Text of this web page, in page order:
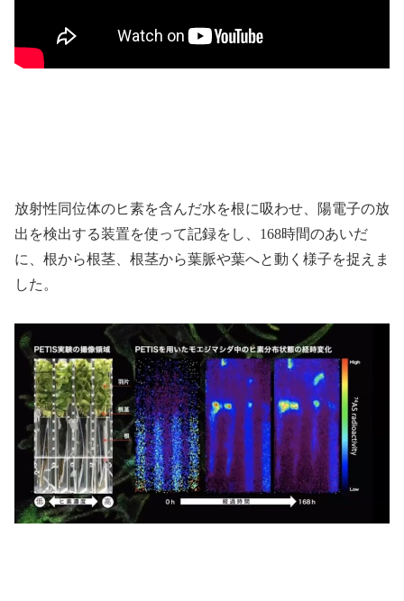
放射性同位体のヒ素を含んだ水を根に吸わせ、陽電子の放
出を検出する装置を使って記録をし、168時間のあいだ
に、根から根茎、根茎から葉脈や葉へと動く様子を捉えま
した。